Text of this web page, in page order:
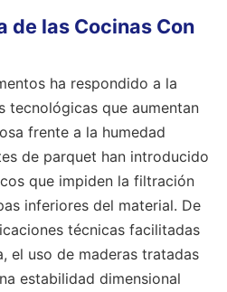
de las Cocinas Con
ha respondido a la
tecnológicas que aumentan
frente a la humedad
de parquet han introducido
que impiden la filtración
inferiores del material. De
técnicas facilitadas
el uso de maderas tratadas
estabilidad dimensional